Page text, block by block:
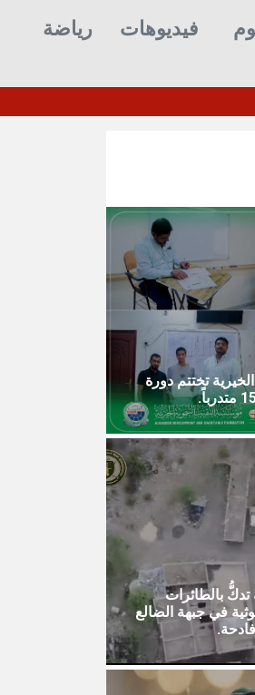
فيديوهات رياضة
الحوثيين ويرفع الجاهزية
تختتم دورة
تدكُّ بالطائرات
في جبهة الضالع